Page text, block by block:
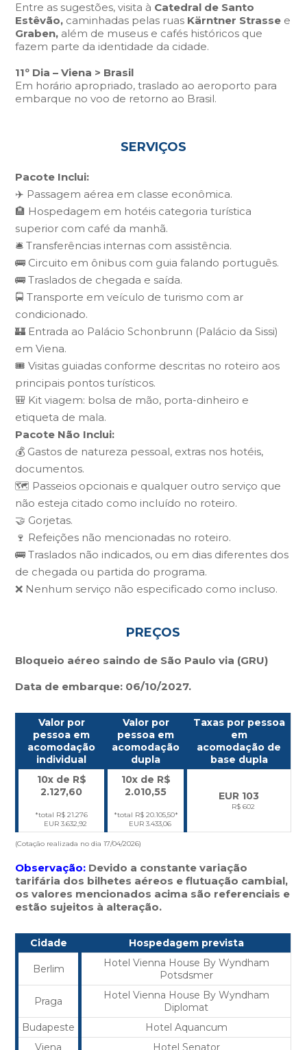
Entre as sugestões, visita à Catedral de Santo
Estêvão, caminhadas pelas ruas Kärntner Strasse e
Graben, além de museus e cafés históricos que
fazem parte da identidade da cidade.
11º Dia – Viena > Brasil
Em horário apropriado, traslado ao aeroporto para
embarque no voo de retorno ao Brasil.
SERVIÇOS
Pacote Inclui:
✈️ Passagem aérea em classe econômica.
🏨 Hospedagem em hotéis categoria turística
superior com café da manhã.
🛎️ Transferências internas com assistência.
🚌 Circuito em ônibus com guia falando português.
🚌 Traslados de chegada e saída.
🚍 Transporte em veículo de turismo com ar
condicionado.
🏰 Entrada ao Palácio Schonbrunn (Palácio da Sissi)
em Viena.
🎟️ Visitas guiadas conforme descritas no roteiro aos
principais pontos turísticos.
🎒 Kit viagem: bolsa de mão, porta-dinheiro e
etiqueta de mala.
Pacote Não Inclui:
💰 Gastos de natureza pessoal, extras nos hotéis,
documentos.
🗺️ Passeios opcionais e qualquer outro serviço que
não esteja citado como incluído no roteiro.
🤝 Gorjetas.
🍷 Refeições não mencionadas no roteiro.
🚌 Traslados não indicados, ou em dias diferentes dos
de chegada ou partida do programa.
❌ Nenhum serviço não especificado como incluso.
PREÇOS
Bloqueio aéreo saindo de São Paulo via (GRU)
Data de embarque: 06/10/2027.
Valor por
pessoa em
acomodação
individual
Valor por
pessoa em
acomodação
dupla
Taxas por pessoa
em
acomodação de
base dupla
10x de R$
2.127,60
*total R$ 21.276
EUR 3.632,92
10x de R$
2.010,55
*total R$ 20.105,50*
EUR 3.433,06
EUR 103
R$ 602
(Cotação realizada no dia 17/04/2026)
Observação: Devido a constante variação
tarifária dos bilhetes aéreos e flutuação cambial,
os valores mencionados acima são referenciais e
estão sujeitos à alteração.
Cidade Hospedagem prevista
Berlim
Hotel Vienna House By Wyndham
Potsdsmer
Praga
Hotel Vienna House By Wyndham
Diplomat
Budapeste
Hotel Aquancum
Viena
Hotel Senator